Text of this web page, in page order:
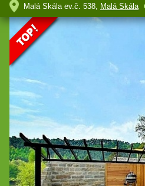
Malá Skála ev.č. 538, Malá Skála